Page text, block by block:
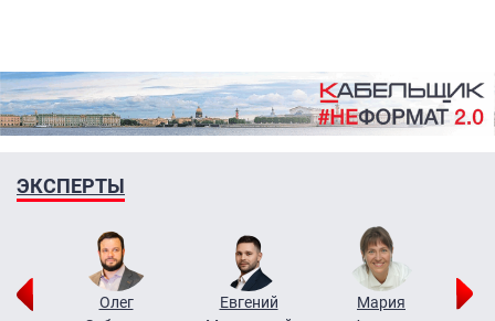
ЭКСПЕРТЫ
Олег
Евгений
Мария